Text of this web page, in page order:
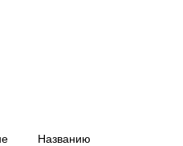
Названию